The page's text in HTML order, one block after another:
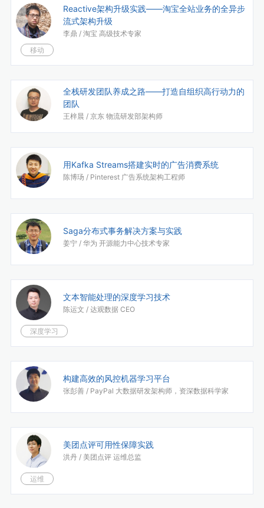
Reactive架构升级实践——淘宝全站业务的全异步
流式架构升级
李鼎 / 淘宝 高级技术专家
移动
全栈研发团队养成之路——打造自组织高行动力的
团队
王梓晨 / 京东 物流研发部架构师
用Kafka Streams搭建实时的广告消费系统
陈博玚 / Pinterest 广告系统架构工程师
Saga分布式事务解决方案与实践
姜宁 / 华为 开源能力中心技术专家
文本智能处理的深度学习技术
陈运文 / 达观数据 CEO
深度学习
构建高效的风控机器学习平台
张彭善 / PayPal 大数据研发架构师，资深数据科学家
美团点评可用性保障实践
洪丹 / 美团点评 运维总监
运维